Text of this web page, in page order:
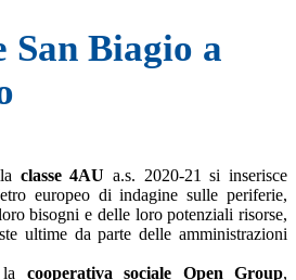
Biagio a
classe 4AU a.s. 2020-21 si inserisce
europeo di indagine sulle periferie,
bisogni e delle loro potenziali risorse,
ultime da parte delle amministrazioni
la cooperativa sociale Open Group,